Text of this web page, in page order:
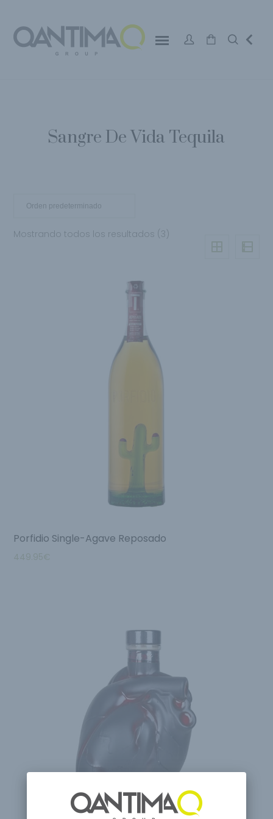
Sangre De Vida Tequila
Mostrando todos los resultados (3)
Porfidio Single-Agave Reposado
449.95€